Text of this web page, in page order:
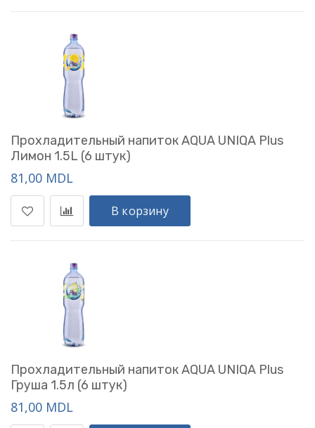
Прохладительный напиток AQUA UNIQA Plus
Лимон 1.5L (6 штук)
81,00 MDL
В корзину
Прохладительный напиток AQUA UNIQA Plus
Груша 1.5л (6 штук)
81,00 MDL